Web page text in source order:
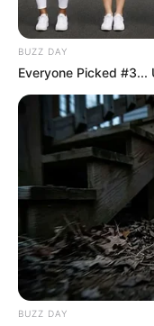
BUZZ DAY
Everyone Picked #3...
BUZZ DAY